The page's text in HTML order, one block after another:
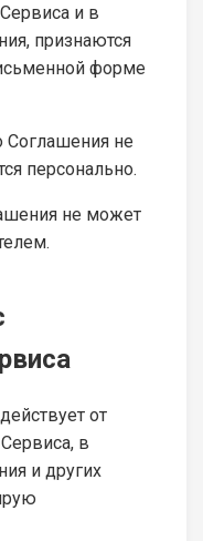
и в
признаются
форме
Соглашения не
персонально.
не может
от
в
и других